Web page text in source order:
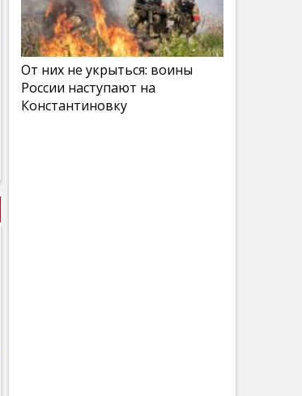
От них не укрыться: воины
России наступают на
Константиновку